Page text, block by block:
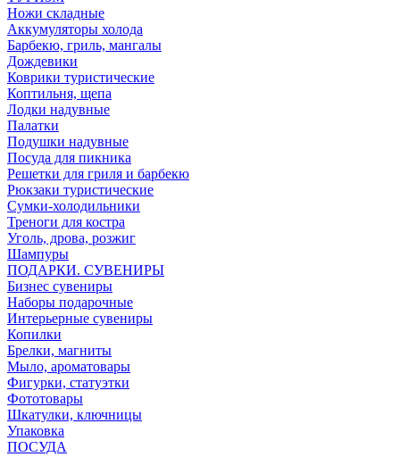
Ножи складные
Аккумуляторы холода
Барбекю, гриль, мангалы
Дождевики
Коврики туристические
Коптильня, щепа
Лодки надувные
Палатки
Подушки надувные
Посуда для пикника
Решетки для гриля и барбекю
Рюкзаки туристические
Сумки-холодильники
Треноги для костра
Уголь, дрова, розжиг
Шампуры
ПОДАРКИ. СУВЕНИРЫ
Бизнес сувениры
Наборы подарочные
Интерьерные сувениры
Копилки
Брелки, магниты
Мыло, ароматовары
Фигурки, статуэтки
Фототовары
Шкатулки, ключницы
Упаковка
ПОСУДА